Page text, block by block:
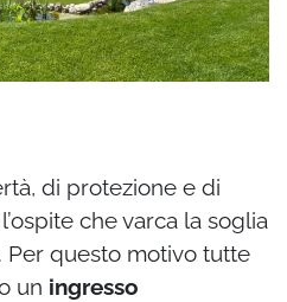
di protezione e di
che varca la soglia
Per questo motivo tutte
un ingresso